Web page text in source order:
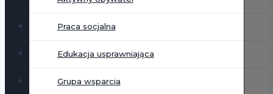
Praca socjalna
Edukacja usprawniająca
Grupa wsparcia